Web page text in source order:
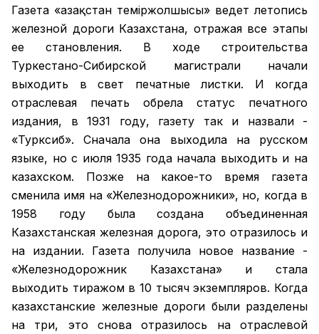
Газета «Қазақстан теміржолшысы» ведет летопись
железной дороги Казахстана, отражая все этапы
ее становления. В ходе строительства
Туркестано-Сибирской магистрали начали
выходить в свет печатные листки. И когда
отраслевая печать обрела статус печатного
издания, в 1931 году, газету так и назвали -
«Турксиб». Сначала она выходила на русском
языке, но с июля 1935 года начала выходить и на
казахском. Позже на какое-то время газета
сменила имя на «Железнодорожники», но, когда в
1958 году была создана объединенная
Казахстанская железная дорога, это отразилось и
на издании. Газета получила новое название -
«Железнодорожник Казахстана» и стала
выходить тиражом в 10 тысяч экземпляров. Когда
казахстанские железные дороги были разделены
на три, это снова отразилось на отраслевой